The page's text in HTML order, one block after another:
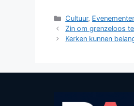
Categorieën
Cultuur,
Zin om grenzeloos
Kerken kunnen